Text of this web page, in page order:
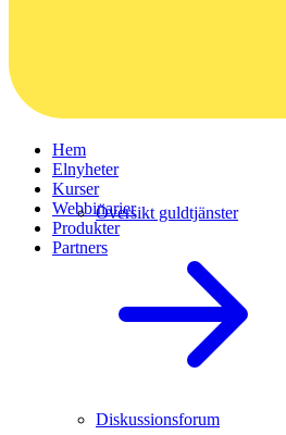
Hem
Elnyheter
Kurser
Webbinarier
Produkter
Partners
Översikt guldtjänster
Diskussionsforum